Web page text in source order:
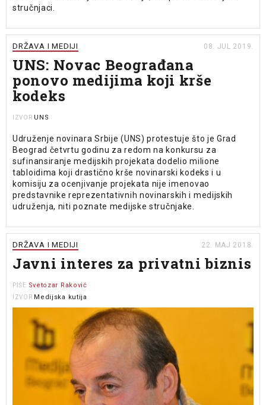
stručnjaci.
DRŽAVA I MEDIJI 08. JUL 2019.
UNS: Novac Beograđana
ponovo medijima koji krše
kodeks
IZVOR UNS
Udruženje novinara Srbije (UNS) protestuje što je Grad
Beograd četvrtu godinu za redom na konkursu za
sufinansiranje medijskih projekata dodelio milione
tabloidima koji drastično krše novinarski kodeks i u
komisiju za ocenjivanje projekata nije imenovao
predstavnike reprezentativnih novinarskih i medijskih
udruženja, niti poznate medijske stručnjake.
DRŽAVA I MEDIJI 22. MAJ 2018.
Javni interes za privatni biznis
PIŠE Svetozar Raković
IZVOR Medijska kutija